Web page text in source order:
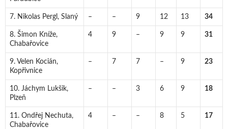
7. Nikolas Pergl, Slaný – – 9 12 13 34
8. Šimon Kníže,
Chabařovice
4 9 – 9 9 31
9. Velen Kocián,
Kopřivnice
– 7 7 – 9 23
10. Jáchym Lukšik,
Plzeň
– – 3 6 9 18
11. Ondřej Nechuta,
Chabařovice
4 – – 8 5 17